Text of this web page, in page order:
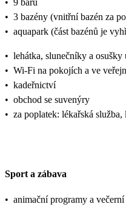
• 3 bazény (vnitřní bazén za
• aquapark (část bazénů je
• lehátka, slunečníky a osušky
• Wi-Fi na pokojích a ve
• kadeřnictví
• obchod se suvenýry
• za poplatek: lékařská služba,
Sport a zábava
• animační programy a